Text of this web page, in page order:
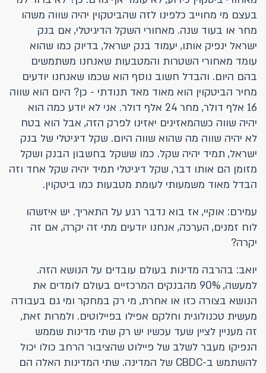
בעצם מי מחוייב כלפינו לזה שהביטקוין יהיה שווה משהו
מחר או בעוד שנה. מאחורי השקל הדיגיטלי, אם בנק
ישראל ינפיק אותו, יעמוד בנק ישראל, בדיוק כמו שהוא
עומד מאחורי השטרות והמטבעות שאנחנו משתמשים
בהם היום. והבדל חשוב נוסף הוא שכמו שאנחנו יודעים
מחיר הביטקוין הוא מאוד מאד תנודתי - כן? היום הוא שווה
16 אלף דולר, מחר 24 אלף דולר. אני לא יודע כמה הוא
יהיה שווה כשהמאזינים יאזינו לפרק הזה, אבל הוא בטח
לא יהיה שווה מה שהוא שווה היום. שקל דיגיטלי של בנק
ישראל, תמיד יהיה שקל. כמו ששקל בחשבון הבנק ושקל
מזומן הם אותו דבר, שקל דיגיטלי תמיד יהיה שקל אחד וזה
הבדל מאוד משמעותי לעומת מטבעות כמו ביטקוין.
עמירם: אוקיי, אז בוא נדבר רגע על התאריך. יש איזשהו
לוח זמנים, הערכה, אנחנו יודעים מתי זה יקרה, אם זה
יקרה?
יואב: בהרבה מדינות בעולם עובדים על הנושא הזה.
למעשה, 90% מהבנקים המרכזיים בעולם לומדים את
הנושא בצורה כזו או אחרת, מי רק במחקר ומי גם בעבודה
מעשית טכנולוגית וחלקם אפילו בפיילוטים. ולמרות זאת,
זה מעניין לציין שעד עכשיו יש רק שתי מדינות שממש
הנפיקו מעבר לשלב של פיילוט שהציבור הרחב כולו יכול
להשתמש ב-CBDC של המדינה. שתי המדינות האלה הם